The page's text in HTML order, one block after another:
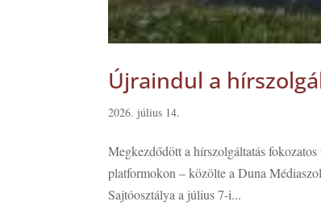
Újraindul a
2026. július 14.
Megkezdődött a hírszolgáltatás
platformokon – közölte a Duna
Sajtóosztálya a július 7-i...